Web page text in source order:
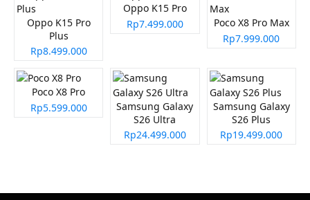
Oppo K15 Pro
Plus
Rp8.499.000
Oppo K15 Pro
Rp7.499.000
Poco X8 Pro Max
Rp7.999.000
Poco X8 Pro
Rp5.599.000
Samsung Galaxy
S26 Ultra
Rp24.499.000
Samsung Galaxy
S26 Plus
Rp19.499.000